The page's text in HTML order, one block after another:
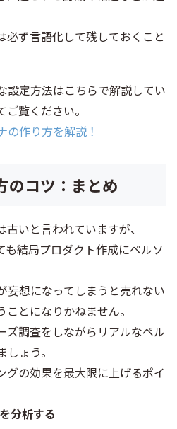
必ず言語化して残しておくこと
設定方法はこちらで解説してい
覧ください。
作り方を解説！
のコツ：まとめ
いと言われていますが、
も結局プロダクト作成にペルソ
妄想になってしまうと売れない
とになりかねません。
ズ調査をしながらリアルなペル
ょう。
グの効果を最大限に上げるポイ
分析する